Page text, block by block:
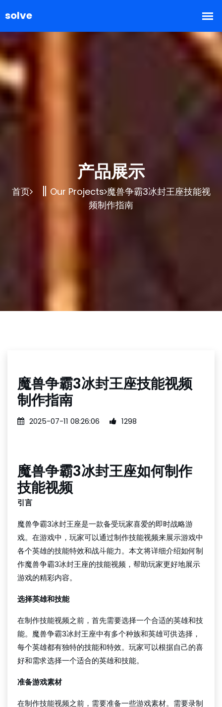
产品展示
首页 Our Projects 魔兽争霸3冰封王座技能视
频制作指南
魔兽争霸3冰封王座技能视频
制作指南
2025-07-11 08:26:06 1298
魔兽争霸3冰封王座如何制作
技能视频
引言
魔兽争霸3冰封王座是一款备受玩家喜爱的即时战略游
戏。在游戏中，玩家可以通过制作技能视频来展示游戏中
各个英雄的技能特效和战斗能力。本文将详细介绍如何制
作魔兽争霸3冰封王座的技能视频，帮助玩家更好地展示
游戏的精彩内容。
选择英雄和技能
在制作技能视频之前，首先需要选择一个合适的英雄和技
能。魔兽争霸3冰封王座中有多个种族和英雄可供选择，
每个英雄都有独特的技能和特效。玩家可以根据自己的喜
好和需求选择一个适合的英雄和技能。
准备游戏素材
在制作技能视频之前，需要准备一些游戏素材。需要录制